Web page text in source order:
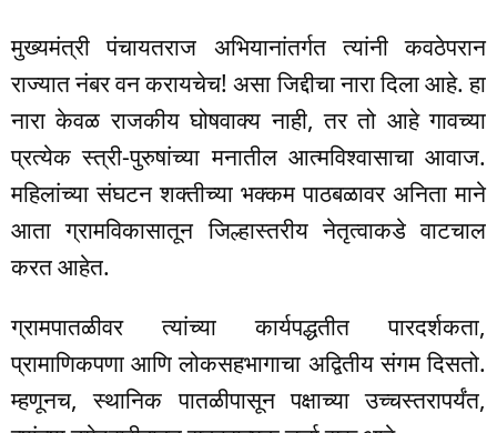
मुख्यमंत्री पंचायतराज अभियानांतर्गत त्यांनी कवठेपरान
राज्यात नंबर वन करायचेच! असा जिद्दीचा नारा दिला आहे. हा
नारा केवळ राजकीय घोषवाक्य नाही, तर तो आहे गावच्या
प्रत्येक स्त्री-पुरुषांच्या मनातील आत्मविश्वासाचा आवाज.
महिलांच्या संघटन शक्तीच्या भक्कम पाठबळावर अनिता माने
आता ग्रामविकासातून जिल्हास्तरीय नेतृत्वाकडे वाटचाल
करत आहेत.
ग्रामपातळीवर त्यांच्या कार्यपद्धतीत पारदर्शकता,
प्रामाणिकपणा आणि लोकसहभागाचा अद्वितीय संगम दिसतो.
म्हणूनच, स्थानिक पातळीपासून पक्षाच्या उच्चस्तरापर्यंत,